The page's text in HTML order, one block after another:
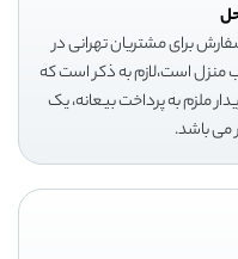
برای مشتریان تهرانی در
درب منزل است،لازم به ذکر است که
تومان خریدار ملزم به پرداخت بیعانه، یک
می باشد.